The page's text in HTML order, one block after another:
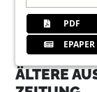
PDF
EPAPER
ÄLTERE